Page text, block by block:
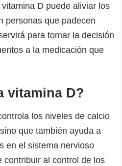
D puede aliviar los
personas que padecen
para tomar la decisión
a la medicación que
vitamina D?
los niveles de calcio
que también ayuda a
en el sistema nervioso
contribuir al control de los